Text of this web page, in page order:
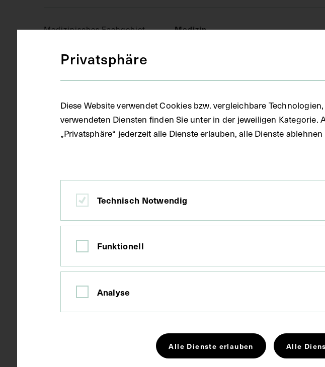
Medizinisches Fachgebiet Medizin
Fotoalbum
Gießen
Privatsphäre
Diese Website verwendet Cookies bzw. vergleichbare
verwendeten Diensten finden Sie unter in der jeweiligen
„Privatsphäre“ jederzeit alle Dienste erlauben, alle Dienste
Technisch Notwendig
Funktionell
Analyse
Alle Dienste erlauben Alle